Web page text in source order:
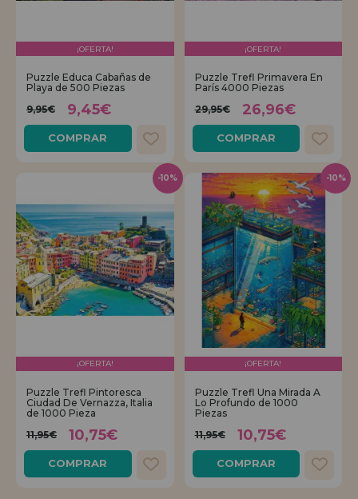
¡OFERTA!
Puzzle Educa Cabañas de
Playa de 500 Piezas
9,95€
9,45€
COMPRAR
¡OFERTA!
Puzzle Trefl Primavera En
París 4000 Piezas
29,95€
26,96€
COMPRAR
¡OFERTA!
Puzzle Trefl Pintoresca
Ciudad De Vernazza, Italia
de 1000 Pieza
11,95€
10,75€
COMPRAR
-10%
¡OFERTA!
Puzzle Trefl Una Mirada A
Lo Profundo de 1000
Piezas
11,95€
10,75€
COMPRAR
-10%